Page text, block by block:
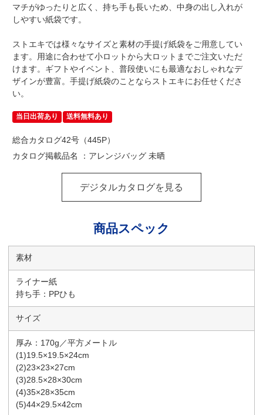
マチがゆったりと広く、持ち手も長いため、中身の出し入れが
しやすい紙袋です。
ストエキでは様々なサイズと素材の手提げ紙袋をご用意してい
ます。用途に合わせて小ロットから大ロットまでご注文いただ
けます。ギフトやイベント、普段使いにも最適なおしゃれなデ
ザインが豊富。手提げ紙袋のことならストエキにお任せくださ
い。
当日出荷あり 送料無料あり
総合カタログ42号（445P）
カタログ掲載品名 ：アレンジバッグ 未晒
デジタルカタログを見る
商品スペック
素材
ライナー紙
持ち手：PPひも
サイズ
厚み：170g／平方メートル
(1)19.5×19.5×24cm
(2)23×23×27cm
(3)28.5×28×30cm
(4)35×28×35cm
(5)44×29.5×42cm